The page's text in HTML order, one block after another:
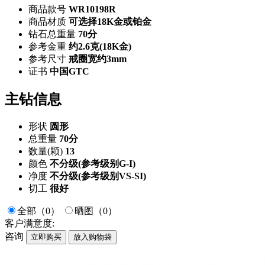
商品款号 WR10198R
商品材质 可选择18K金或铂金
钻石总重量 70分
参考金重 约2.6克(18K金)
参考尺寸 戒圈宽约3mm
证书 中国GTC
主钻信息
形状 圆形
总重量 70分
数量(颗) 13
颜色 不分级(参考级别G-I)
净度 不分级(参考级别VS-SI)
切工 很好
全部（0）
晒图（0）
客户满意度:
咨询
立即购买 放入购物袋